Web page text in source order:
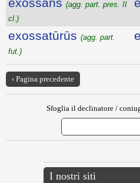
exossans (agg. part. pres. II
cl.)
exossatūrūs (agg. part.
fut.)
‹ Pagina precedente
Sfoglia il declinatore /
I nostri siti